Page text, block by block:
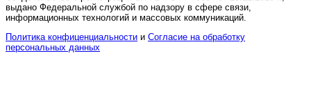
выдано Федеральной службой по надзору в сфере связи,
информационных технологий и массовых коммуникаций.
Политика конфиценциальности и Согласие на обработку
персональных данных